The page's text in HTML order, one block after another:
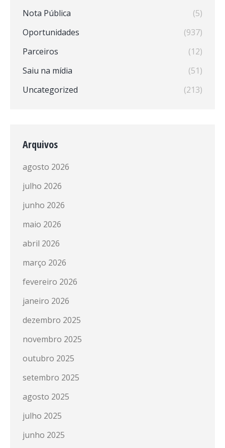
Nota Pública
(5)
Oportunidades
(937)
Parceiros
(12)
Saiu na mídia
(51)
Uncategorized
(213)
Arquivos
agosto 2026
julho 2026
junho 2026
maio 2026
abril 2026
março 2026
fevereiro 2026
janeiro 2026
dezembro 2025
novembro 2025
outubro 2025
setembro 2025
agosto 2025
julho 2025
junho 2025